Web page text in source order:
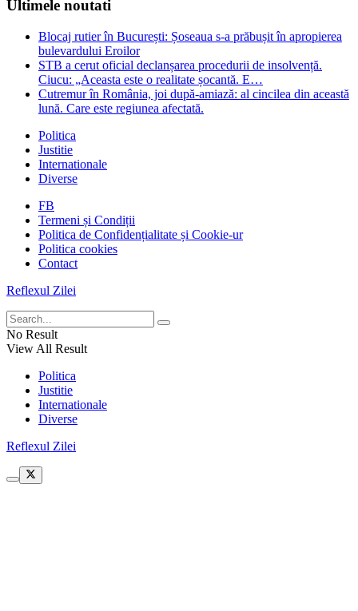
Ultimele noutati
Blocaj rutier în București: Șoseaua s-a prăbușit în apropierea
bulevardului Eroilor
STB a cerut oficial declanșarea procedurii de insolvență.
Ciucu: „Aceasta este o realitate șocantă. E…
Cutremur în România, joi după-amiază: al cincilea din această
lună. Care este regiunea afectată.
Politica
Justitie
Internationale
Diverse
FB
Termeni și Condiții
Politica de Confidențialitate și Cookie-ur
Politica cookies
Contact
Reflexul Zilei
No Result
View All Result
Politica
Justitie
Internationale
Diverse
Reflexul Zilei